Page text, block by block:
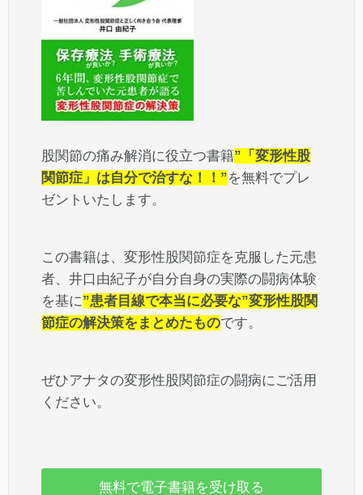
股関節の痛み解消に役立つ書籍”「変形性股
関節症」は自分で治すな！！”を無料でプレ
ゼントいたします。
この書籍は、変形性股関節症を克服した元患
者、井口由紀子が自分自身の実際の闘病体験
を基に”患者目線で本当に必要な”変形性股関
節症の解決策をまとめたものです。
ぜひアナタの変形性股関節症の闘病にご活用
ください。
無料で電子書籍を受け取る